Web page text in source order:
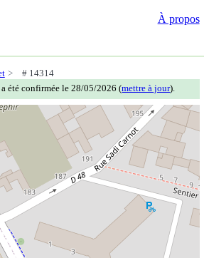
À propos
# 14314
été confirmée le 28/05/2026 (mettre à jour).